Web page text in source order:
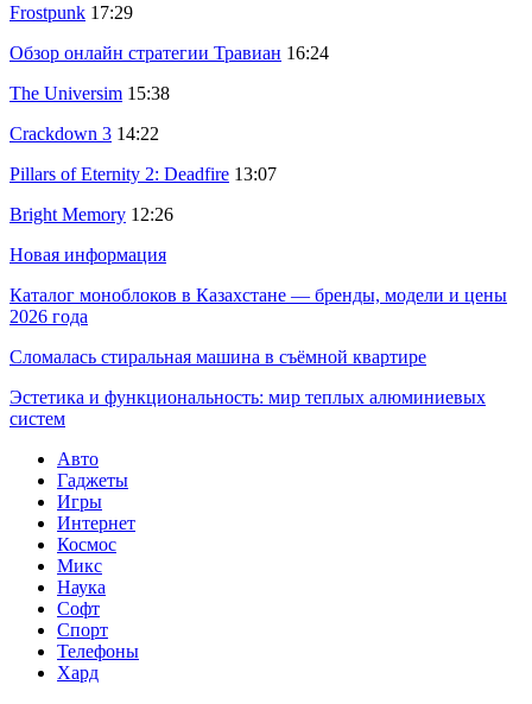
Frostpunk 17:29
Обзор онлайн стратегии Травиан 16:24
The Universim 15:38
Crackdown 3 14:22
Pillars of Eternity 2: Deadfire 13:07
Bright Memory 12:26
Новая информация
Каталог моноблоков в Казахстане — бренды, модели и цены
2026 года
Сломалась стиральная машина в съёмной квартире
Эстетика и функциональность: мир теплых алюминиевых
систем
Авто
Гаджеты
Игры
Интернет
Космос
Микс
Наука
Софт
Спорт
Телефоны
Хард